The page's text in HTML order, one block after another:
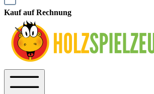
Kauf auf Rechnung